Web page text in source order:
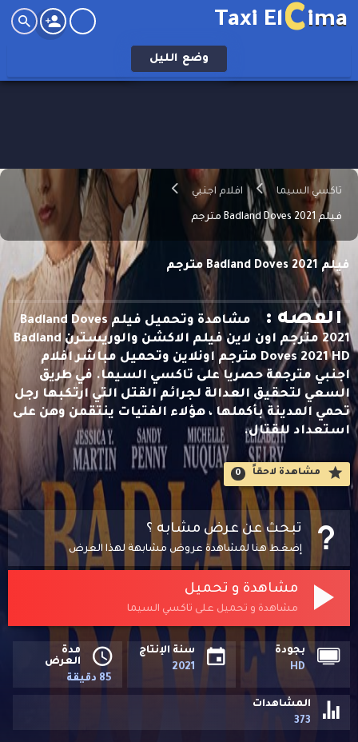
Taxi ElCima
وضع الليل
تاكسي السيما افلام اجنبي
فيلم Badland Doves 2021 مترجم
فيلم Badland Doves 2021 مترجم
القصه :
مشاهدة وتحميل فيلم Badland Doves
2021 مترجم اون لاين فيلم الاكشن والوريسترن Badland
Doves 2021 HD مترجم اونلاين وتحميل مباشر افلام
اجنبي مترجمة حصريا على تاكسي السيما. في طريق
السعي لتحقيق العدالة لجرائم القتل التي ارتكبها رجل
تحمي المدينة بأكملها ، هؤلاء الفتيات ينتقمن وهن على
استعداد للقتال.
مشاهدة لاحقاََ 0
تبحث عن عرض مشابه ؟
إضغط هنا لمشاهدة عروض مشابهة لهذا العرض
مشاهدة و تحميل
مشاهدة و تحميل على تاكسي السيما
بجودة
HD
سنة الإنتاج
2021
مدة
العرض
85 دقيقة
المشاهدات
373